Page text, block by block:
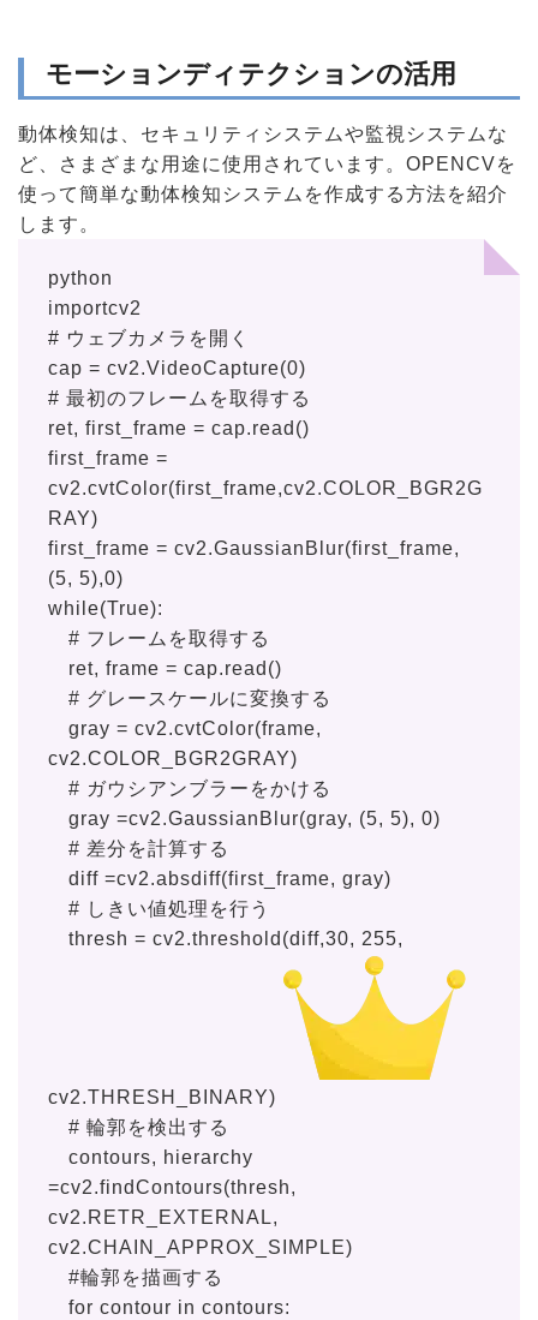
モーションディテクションの活用
動体検知は、セキュリティシステムや監視システムな
ど、さまざまな用途に使用されています。OPENCVを
使って簡単な動体検知システムを作成する方法を紹介
します。
python
importcv2
# ウェブカメラを開く
cap = cv2.VideoCapture(0)
# 最初のフレームを取得する
ret, first_frame = cap.read()
first_frame =
cv2.cvtColor(first_frame,cv2.COLOR_BGR2G
RAY)
first_frame = cv2.GaussianBlur(first_frame,
(5, 5),0)
while(True):
# フレームを取得する
ret, frame = cap.read()
# グレースケールに変換する
gray = cv2.cvtColor(frame,
cv2.COLOR_BGR2GRAY)
# ガウシアンブラーをかける
gray =cv2.GaussianBlur(gray, (5, 5), 0)
# 差分を計算する
diff =cv2.absdiff(first_frame, gray)
# しきい値処理を行う
thresh = cv2.threshold(diff,30, 255,
cv2.THRESH_BINARY)
# 輪郭を検出する
contours, hierarchy
=cv2.findContours(thresh,
cv2.RETR_EXTERNAL,
cv2.CHAIN_APPROX_SIMPLE)
#輪郭を描画する
for contour in contours: